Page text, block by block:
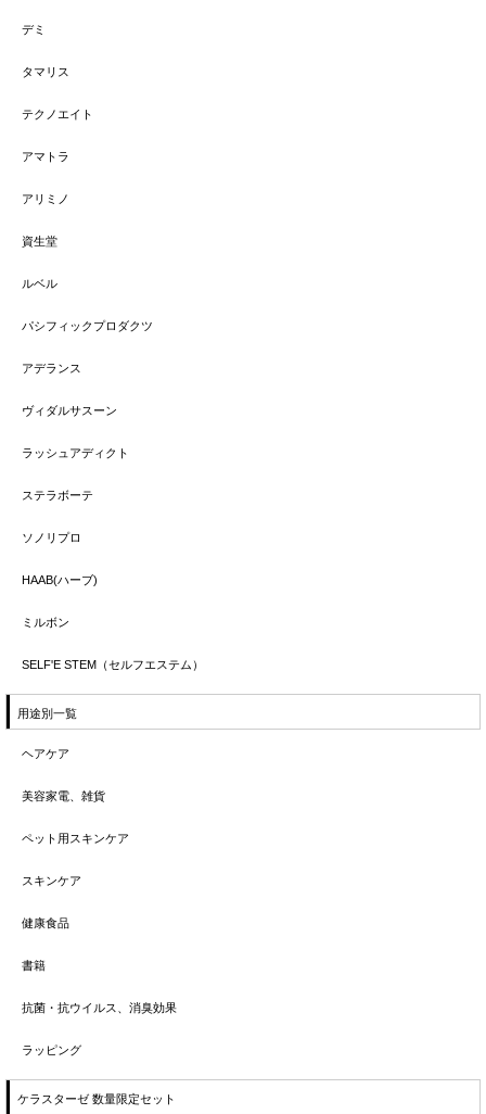
デミ
タマリス
テクノエイト
アマトラ
アリミノ
資生堂
ルベル
パシフィックプロダクツ
アデランス
ヴィダルサスーン
ラッシュアディクト
ステラボーテ
ソノリプロ
HAAB(ハーブ)
ミルボン
SELF'E STEM（セルフエステム）
用途別一覧
ヘアケア
美容家電、雑貨
ペット用スキンケア
スキンケア
健康食品
書籍
抗菌・抗ウイルス、消臭効果
ラッピング
ケラスターゼ 数量限定セット